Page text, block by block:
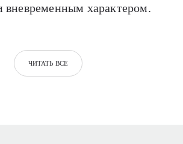
вневременным характером.
ЧИТАТЬ ВСЕ